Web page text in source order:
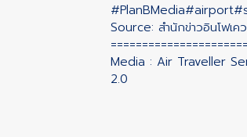
#PlanBMedia#airport
Source: สำนักข่าวอินโฟเ
Media : Air Traveller
2.0